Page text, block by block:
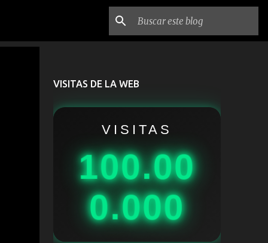
VISITAS DE LA WEB
VISITAS
100.00
0.000